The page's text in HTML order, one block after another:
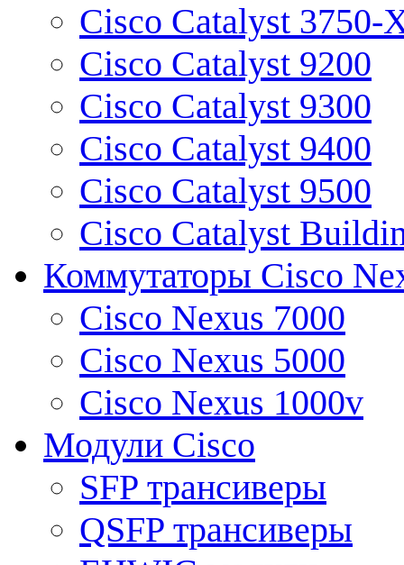
Cisco Catalyst 3750-
Cisco Catalyst 9200
Cisco Catalyst 9300
Cisco Catalyst 9400
Cisco Catalyst 9500
Cisco Catalyst
Коммутаторы Cisco
Cisco Nexus 7000
Cisco Nexus 5000
Cisco Nexus 1000v
Модули Cisco
SFP трансиверы
QSFP трансиверы